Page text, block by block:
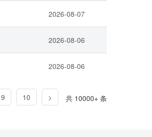
2026-08-07
2026-08-06
2026-08-06
9 10 > 共 10000+ 条